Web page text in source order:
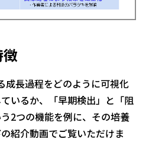
成長過程をどのように可視化
いるか、「早期検出」と「阻
2つの機能を例に、その培養
紹介動画でご覧いただけま